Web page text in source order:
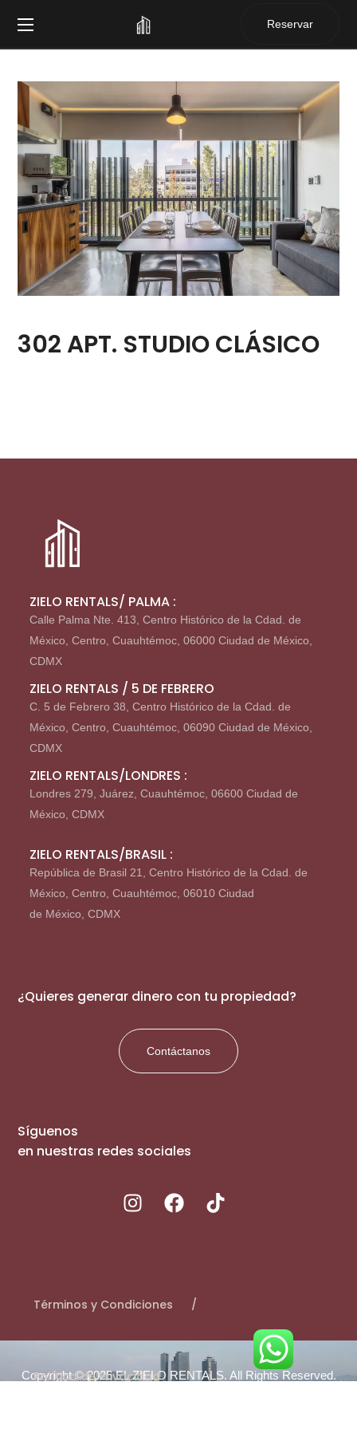
Reservar
302 APT. STUDIO CLÁSICO
ZIELO RENTALS/ PALMA :
Calle Palma Nte. 413, Centro Histórico de la Cdad. de
México, Centro, Cuauhtémoc, 06000 Ciudad de México,
CDMX
ZIELO RENTALS / 5 DE FEBRERO
C. 5 de Febrero 38, Centro Histórico de la Cdad. de
México, Centro, Cuauhtémoc, 06090 Ciudad de México,
CDMX
ZIELO RENTALS/LONDRES :
Londres 279, Juárez, Cuauhtémoc, 06600 Ciudad de
México, CDMX
ZIELO RENTALS/BRASIL :
República de Brasil 21, Centro Histórico de la Cdad. de
México, Centro, Cuauhtémoc, 06010 Ciudad
de México, CDMX
¿Quieres generar dinero con tu propiedad?
Contáctanos
Síguenos
en nuestras redes sociales
Términos y Condiciones
Política de Privacidad
Copyright © 2025 EL ZIELO RENTALS. All Rights Reserved.